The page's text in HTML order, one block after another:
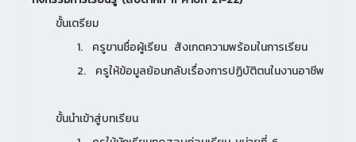
ขั้นเตรียม
1. ครูขานชื่อผู้เรียน สังเกตความพร้อมในการเรียน
2. ครูให้ข้อมูลย้อนกลับเรื่องการปฏิบัติตนในงานอาชีพ
ขั้นนำเข้าสู่บทเรียน